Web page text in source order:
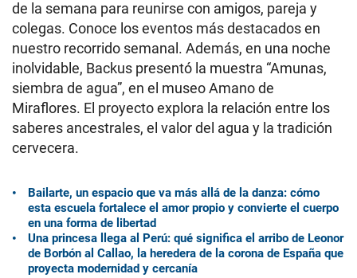
de la semana para reunirse con amigos, pareja y
colegas. Conoce los eventos más destacados en
nuestro recorrido semanal. Además, en una noche
inolvidable, Backus presentó la muestra “Amunas,
siembra de agua”, en el museo Amano de
Miraflores. El proyecto explora la relación entre los
saberes ancestrales, el valor del agua y la tradición
cervecera.
Bailarte, un espacio que va más allá de la danza: cómo
esta escuela fortalece el amor propio y convierte el cuerpo
en una forma de libertad
Una princesa llega al Perú: qué significa el arribo de Leonor
de Borbón al Callao, la heredera de la corona de España que
proyecta modernidad y cercanía